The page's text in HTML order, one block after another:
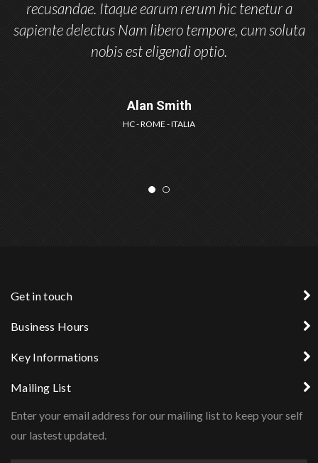
recusandae. Itaque earum rerum hic tenetur a
sapiente delectus Nam libero tempore, cum soluta
nobis est eligendi optio.
Alan Smith
HC - ROME - ITALIA
Get in touch
Business Hours
Key Informations
Mailing List
Enter your email address for our mailing list to keep your self
our lastest updated.